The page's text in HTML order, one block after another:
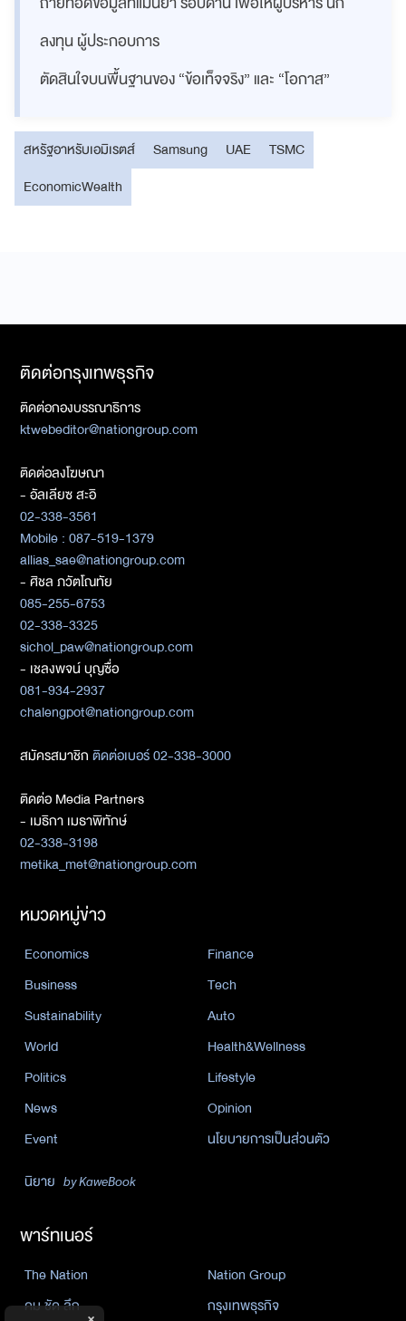
ลงทุน ผู้ประกอบการ
ตัดสินใจบนพื้นฐานของ “ข้อเท็จจริง” และ “โอกาส”
สหรัฐอาหรับเอมิเรตส์ Samsung UAE
TSMC
EconomicWealth
ติดต่อกรุงเทพธุรกิจ
ติดต่อกองบรรณาธิการ
ktwebeditor@nationgroup.com
ติดต่อลงโฆษณา
- อัลเลียซ สะอิ
02-338-3561
Mobile : 087-519-1379
allias_sae@nationgroup.com
- ศิชล ภวัตโณทัย
085-255-6753
02-338-3325
sichol_paw@nationgroup.com
- เชลงพจน์ บุญซื่อ
081-934-2937
chalengpot@nationgroup.com
สมัครสมาชิกติดต่อเบอร์ 02-338-3000
ติดต่อ Media Partners
- เมธิกา เมธาพิทักษ์
02-338-3198
metika_met@nationgroup.com
หมวดหมู่ข่าว
Economics
Finance
Business
Tech
Sustainability
Auto
World
Health&Wellness
Politics
Lifestyle
News
Opinion
Event
นโยบายการเป็นส่วนตัว
นิยาย by KaweBook
พาร์ทเนอร์
The Nation
Nation Group
คม ชัด ลึก
กรุงเทพธุรกิจ